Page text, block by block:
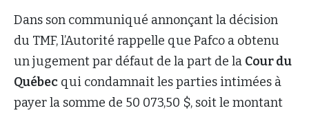
Dans son communiqué annonçant la décision
du TMF, l’Autorité rappelle que Pafco a obtenu
un jugement par défaut de la part de la Cour du
Québec qui condamnait les parties intimées à
payer la somme de 50 073,50 $, soit le montant